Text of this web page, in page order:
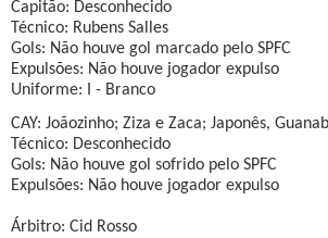
Capitão: Desconhecido
Técnico: Rubens Salles
Gols: Não houve gol marcado pelo SPFC
Expulsões: Não houve jogador expulso
Uniforme: I - Branco
CAY: Joãozinho; Ziza e Zaca; Japonês,
Técnico: Desconhecido
Gols: Não houve gol sofrido pelo SPFC
Expulsões: Não houve jogador expulso
Árbitro: Cid Rosso